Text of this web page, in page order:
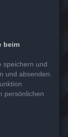
beim
speichern und
und absenden.
persönlichen